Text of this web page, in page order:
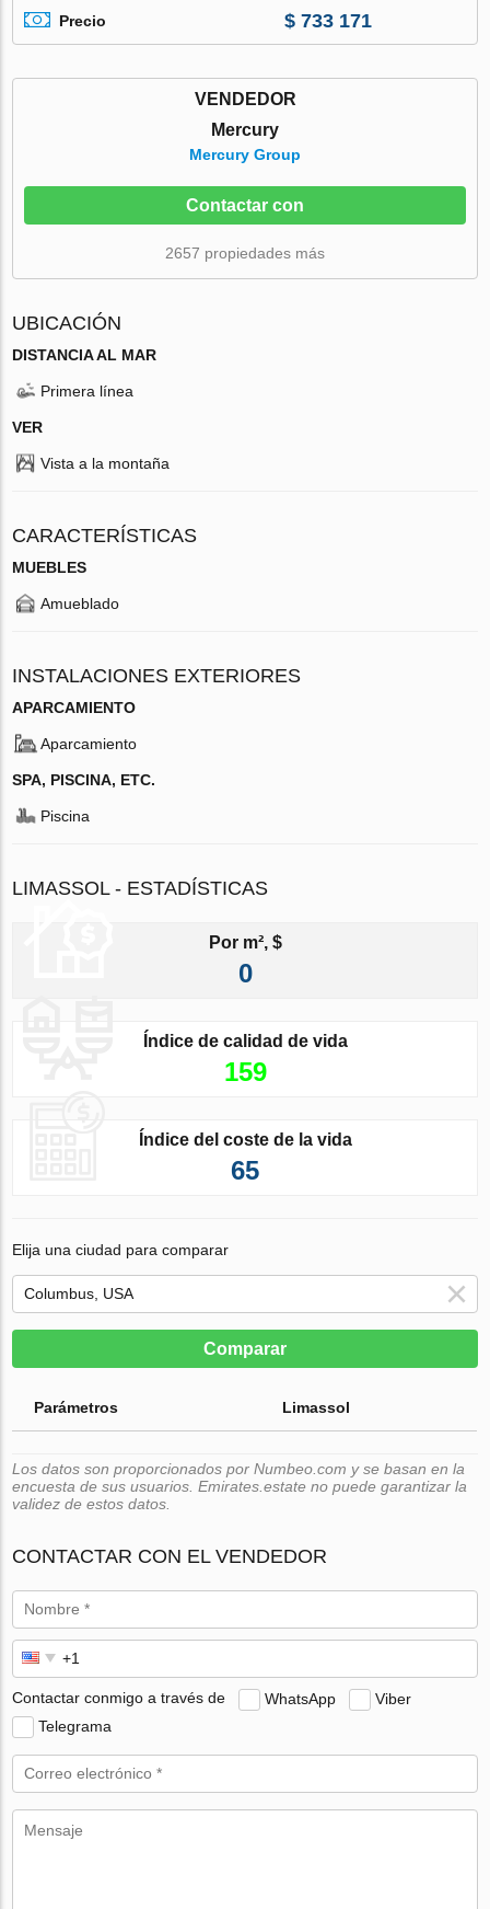
Precio $ 733 171
VENDEDOR
Mercury
Mercury Group
Contactar con
2657 propiedades más
UBICACIÓN
DISTANCIA AL MAR
Primera línea
VER
Vista a la montaña
CARACTERÍSTICAS
MUEBLES
Amueblado
INSTALACIONES EXTERIORES
APARCAMIENTO
Aparcamiento
SPA, PISCINA, ETC.
Piscina
LIMASSOL - ESTADÍSTICAS
Por m², $
0
Índice de calidad de vida
159
Índice del coste de la vida
65
Elija una ciudad para comparar
Comparar
Parámetros Limassol
Los datos son proporcionados por Numbeo.com y se basan en la
encuesta de sus usuarios. Emirates.estate no puede garantizar la
validez de estos datos.
CONTACTAR CON EL VENDEDOR
Contactar conmigo a través de WhatsApp
Viber
Telegrama